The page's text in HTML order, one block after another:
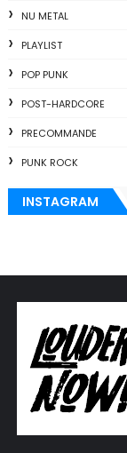
NU METAL
PLAYLIST
POP PUNK
POST-HARDCORE
PRECOMMANDE
PUNK ROCK
INSTAGRAM